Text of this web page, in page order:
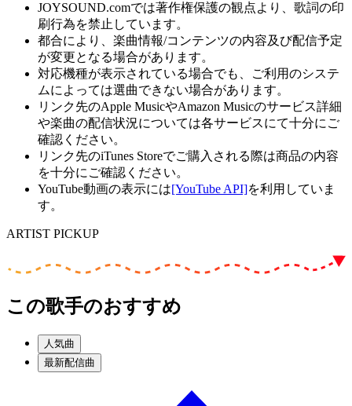
JOYSOUND.comでは著作権保護の観点より、歌詞の印
刷行為を禁止しています。
都合により、楽曲情報/コンテンツの内容及び配信予定
が変更となる場合があります。
対応機種が表示されている場合でも、ご利用のシステ
ムによっては選曲できない場合があります。
リンク先のApple MusicやAmazon Musicのサービス詳細
や楽曲の配信状況については各サービスにて十分にご
確認ください。
リンク先のiTunes Storeでご購入される際は商品の内容
を十分にご確認ください。
YouTube動画の表示には[YouTube API]を利用していま
す。
ARTIST PICKUP
この歌手のおすすめ
人気曲
最新配信曲